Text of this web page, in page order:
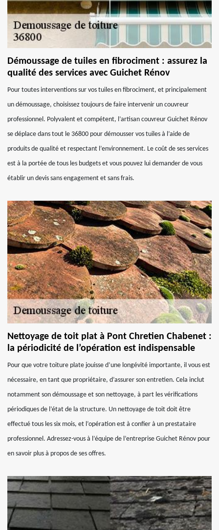
Démoussage de tuiles en fibrociment : assurez la
qualité des services avec Guichet Rénov
Pour toutes interventions sur vos tuiles en fibrociment, et principalement
un démoussage, choisissez toujours de faire intervenir un couvreur
professionnel. Polyvalent et compétent, l’artisan couvreur Guichet Rénov
se déplace dans tout le 36800 pour démousser vos tuiles à l’aide de
produits de qualité et respectant l’environnement. Le coût de ses services
est à la portée de tous les budgets et vous pouvez lui demander de vous
établir un devis sans engagement et sans frais.
Nettoyage de toit plat à Pont Chretien Chabenet :
la périodicité de l’opération est indispensable
Pour que votre toiture plate jouisse d’une longévité importante, il vous est
nécessaire, en tant que propriétaire, d’assurer son entretien. Cela inclut
notamment son démoussage et son nettoyage, à part les vérifications
périodiques de l’état de la structure. Un nettoyage de toit doit être
effectué tous les six mois, et l’opération est à confier à un prestataire
professionnel. Adressez-vous à l’équipe de l’entreprise Guichet Rénov pour
en savoir plus à propos de ses offres.